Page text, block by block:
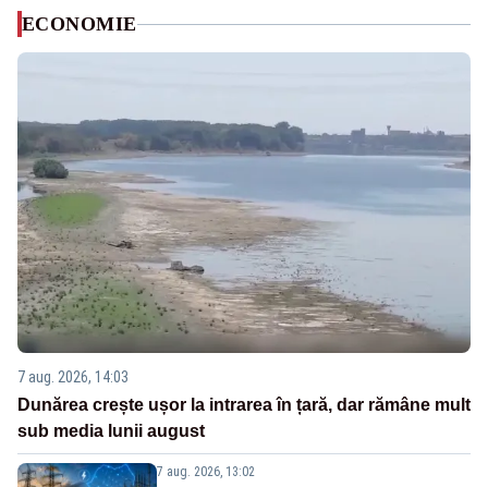
ECONOMIE
7 aug. 2026, 14:03
Dunărea crește ușor la intrarea în țară, dar rămâne mult
sub media lunii august
7 aug. 2026, 13:02